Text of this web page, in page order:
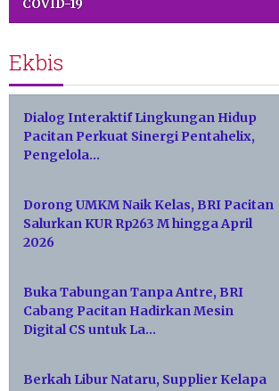
COVID-19
Ekbis
Dialog Interaktif Lingkungan Hidup
Pacitan Perkuat Sinergi Pentahelix,
Pengelola…
Dorong UMKM Naik Kelas, BRI Pacitan
Salurkan KUR Rp263 M hingga April
2026
Buka Tabungan Tanpa Antre, BRI
Cabang Pacitan Hadirkan Mesin
Digital CS untuk La…
Berkah Libur Nataru, Supplier Kelapa